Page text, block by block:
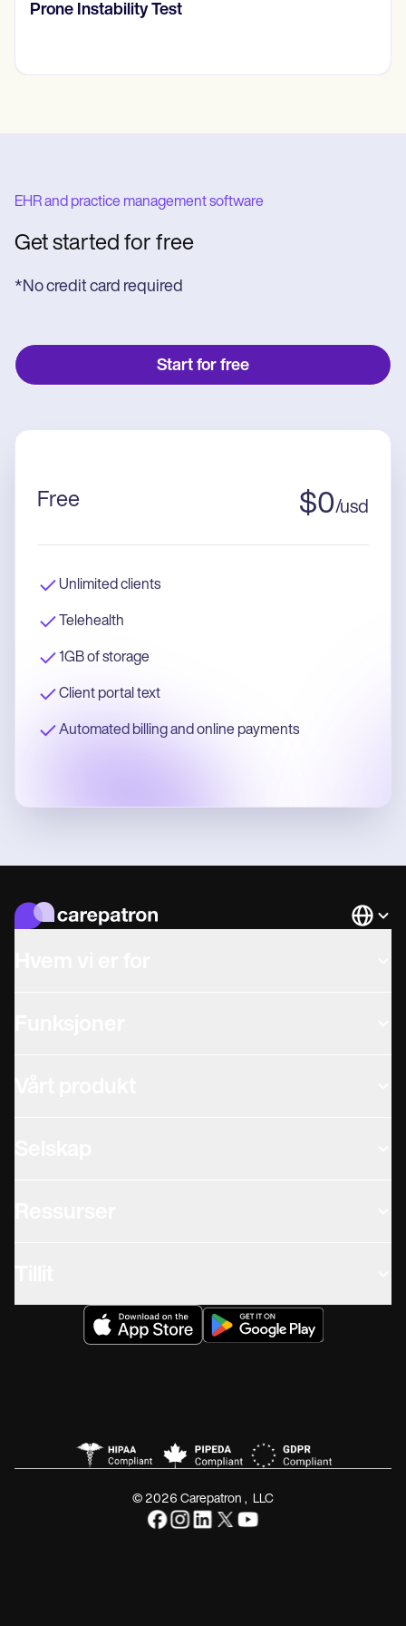
RASK skala
EHR and practice management software
Get started for free
*No credit card required
Start for free
Free $0/usd
Unlimited clients
Telehealth
1GB of storage
Client portal text
Automated billing and online payments
© 2026 Carepatron, LLC